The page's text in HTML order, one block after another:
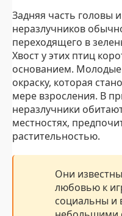
Задняя часть головы
неразлучников
переходящего в
Хвост у этих птиц
основанием.
окраску, которая
мере взросления. В
неразлучники
местностях,
растительностью.
Они
любовью к
социальны и